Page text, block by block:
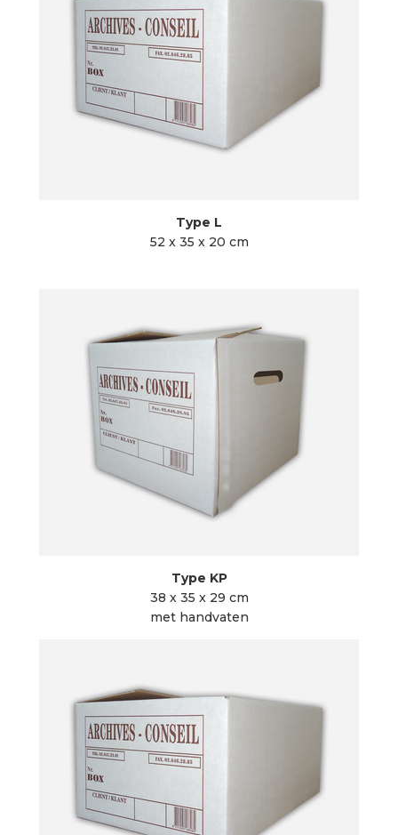
Type L
52 x 35 x 20 cm
Type KP
38 x 35 x 29 cm
met handvaten